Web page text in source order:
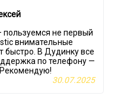
не первый
внимательные
В Дудинку все
по телефону —
30.07.2025